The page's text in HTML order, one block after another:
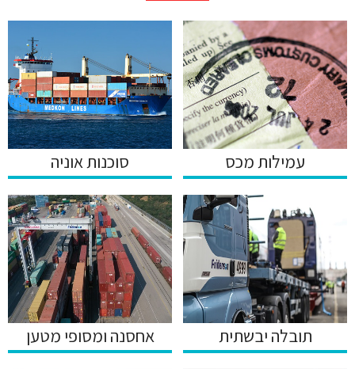
עמילות מכס סוכנות אוניה
תובלה יבשתית אחסנה ומסופי מטען